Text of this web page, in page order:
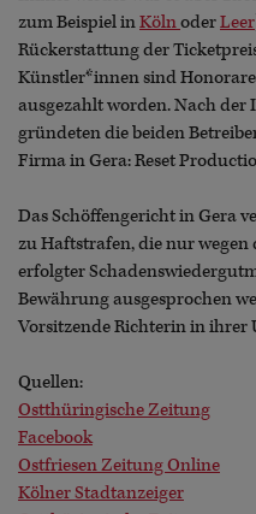
zum Beispiel inKölnoderLeer
Rückerstattung der
Künstler*innen sind
ausgezahlt worden. Nach der
gründeten die beiden
Firma in Gera: Reset
Das Schöffengericht in Gera
zu Haftstrafen, die nur wegen
erfolgter
Bewährung ausgesprochen
Vorsitzende Richterin in
Quellen:
Ostthüringische Zeitung
Facebook
Ostfriesen Zeitung Online
Kölner Stadtanzeiger